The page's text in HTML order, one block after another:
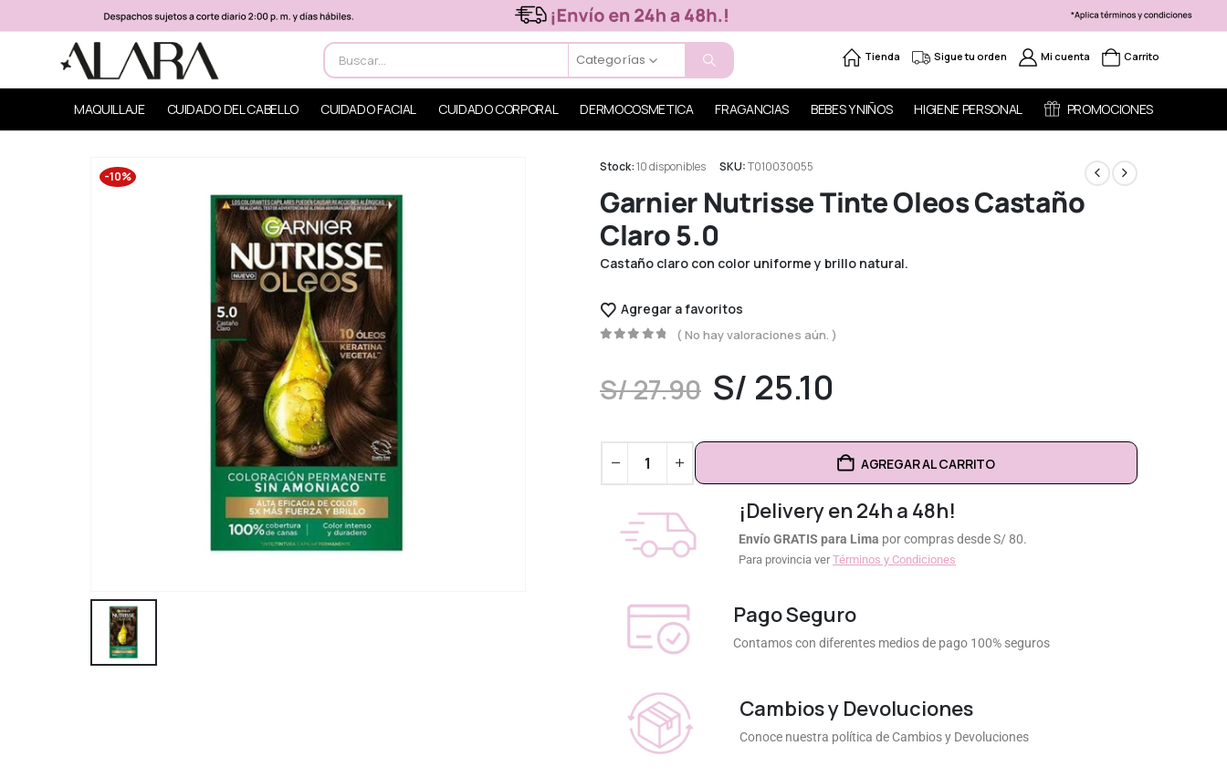
Categorías Tienda Sigue tu orden Mi cuenta Carrito
MAQUILLAJE CUIDADO DEL CABELLO CUIDADO FACIAL CUIDADO CORPORAL DERMOCOSMETICA FRAGANCIAS BEBES Y NIÑOS HIGIENE PERSONAL PROMOCIONES
-10%
Stock:10 disponibles SKU:T010030055
Garnier Nutrisse Tinte Oleos Castaño
Claro 5.0
Castaño claro con color uniforme y brillo natural.
Agregar a favoritos
( No hay valoraciones aún. )
S/27.90 S/ 25.10
AGREGAR AL CARRITO
¡Delivery en 24h a 48h!
Envío GRATIS para Lima por compras desde S/ 80.
Para provincia verTérminos y Condiciones
Pago Seguro
Contamos con diferentes medios de pago 100% seguros
Cambios y Devoluciones
Conoce nuestra política de Cambios y Devoluciones